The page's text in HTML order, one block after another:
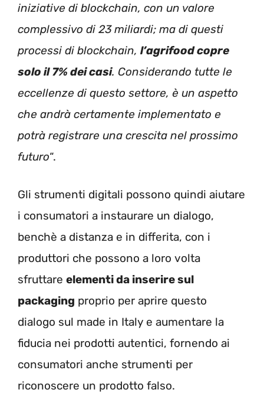
iniziative di blockchain, con un valore
complessivo di 23 miliardi; ma di questi
processi di blockchain, l’agrifood copre
solo il 7% dei casi. Considerando tutte le
eccellenze di questo settore, è un aspetto
che andrà certamente implementato e
potrà registrare una crescita nel prossimo
futuro“.
Gli strumenti digitali possono quindi aiutare
i consumatori a instaurare un dialogo,
benchè a distanza e in differita, con i
produttori che possono a loro volta
sfruttare elementi da inserire sul
packaging proprio per aprire questo
dialogo sul made in Italy e aumentare la
fiducia nei prodotti autentici, fornendo ai
consumatori anche strumenti per
riconoscere un prodotto falso.